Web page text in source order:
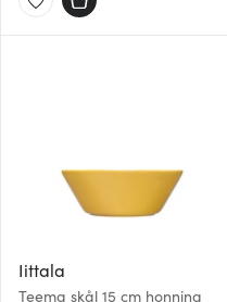
Iittala
Teema skål 15 cm honning